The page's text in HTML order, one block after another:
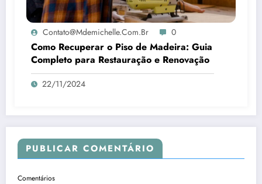
Contato@mdemichelle.com.br 0
Como Recuperar o Piso de Madeira: Guia
Completo para Restauração e Renovação
22/11/2024
PUBLICAR COMENTÁRIO
Comentários